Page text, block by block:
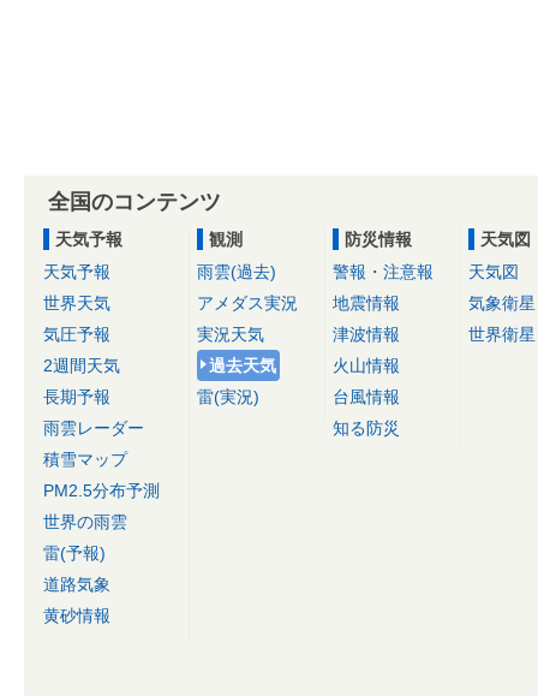
全国のコンテンツ
天気予報
天気予報
世界天気
気圧予報
2週間天気
長期予報
雨雲レーダー
積雪マップ
PM2.5分布予測
世界の雨雲
雷(予報)
道路気象
黄砂情報
観測
雨雲(過去)
アメダス実況
実況天気
過去天気
雷(実況)
防災情報
警報・注意報
地震情報
津波情報
火山情報
台風情報
知る防災
天気図
天気図
気象衛星
世界衛星